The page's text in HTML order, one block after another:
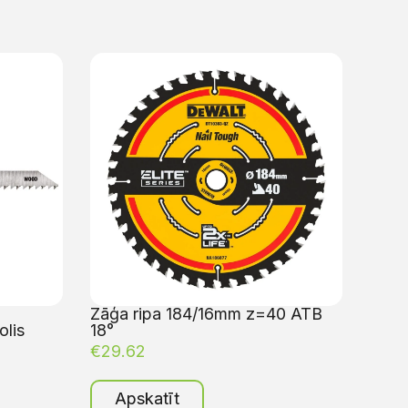
Zāģa ripa 184/16mm z=40 ATB
18°
€29.62
Apskatīt